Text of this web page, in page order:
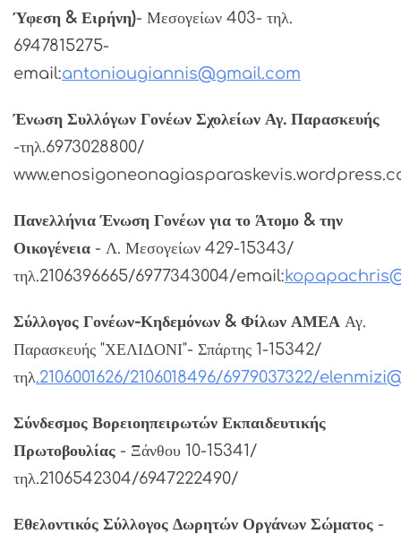
Ύφεση & Ειρήνη)- Μεσογείων 403- τηλ.
6947815275-
email:antoniougiannis@gmail.com
Ένωση Συλλόγων Γονέων Σχολείων Αγ. Παρασκευής
-τηλ.6973028800/
Πανελλήνια Ένωση Γονέων για το Άτομο & την
Οικογένεια - Λ. Μεσογείων 429-15343/
τηλ.2106396665/6977343004/email:
Σύλλογος Γονέων-Κηδεμόνων & Φίλων ΑΜΕΑ Αγ.
Παρασκευής "ΧΕΛΙΔΟΝΙ"- Σπάρτης 1-15342/
τηλ.2106001626/2106018496/6979037322/
Σύνδεσμος Βορειοηπειρωτών Εκπαιδευτικής
Πρωτοβουλίας - Ξάνθου 10-15341/
τηλ.2106542304/6947222490/
Εθελοντικός Σύλλογος Δωρητών Οργάνων Σώματος -